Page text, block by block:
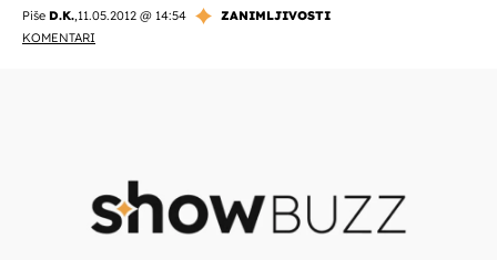
Piše D.K.,11.05.2012 @ 14:54
ZANIMLJIVOSTI
KOMENTARI
OMOGUĆI OBAVIJESTI